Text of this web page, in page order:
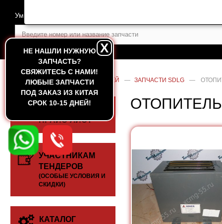
НЕ НАШЛИ НУЖНУЮ
ЗАПЧАСТЬ?
CВЯЖИТЕСЬ С НАМИ!
ЛЮБЫЕ ЗАПЧАСТИ
ПОД ЗАКАЗ ИЗ КИТАЯ
СРОК 10-15 ДНЕЙ!
X
Умный поиск
ГЛАВНАЯ — КАТАЛОГ ЗАПЧАСТЕЙ — ЗАПЧАСТИ SDLG —
СКАЧАТЬ
ПРАЙС-ЛИСТ
УЧАСТНИКАМ
ТЕНДЕРОВ
(ОСОБЫЕ УСЛОВИЯ И
СКИДКИ)
КАТАЛОГ
ОТОПИТЕЛЬ